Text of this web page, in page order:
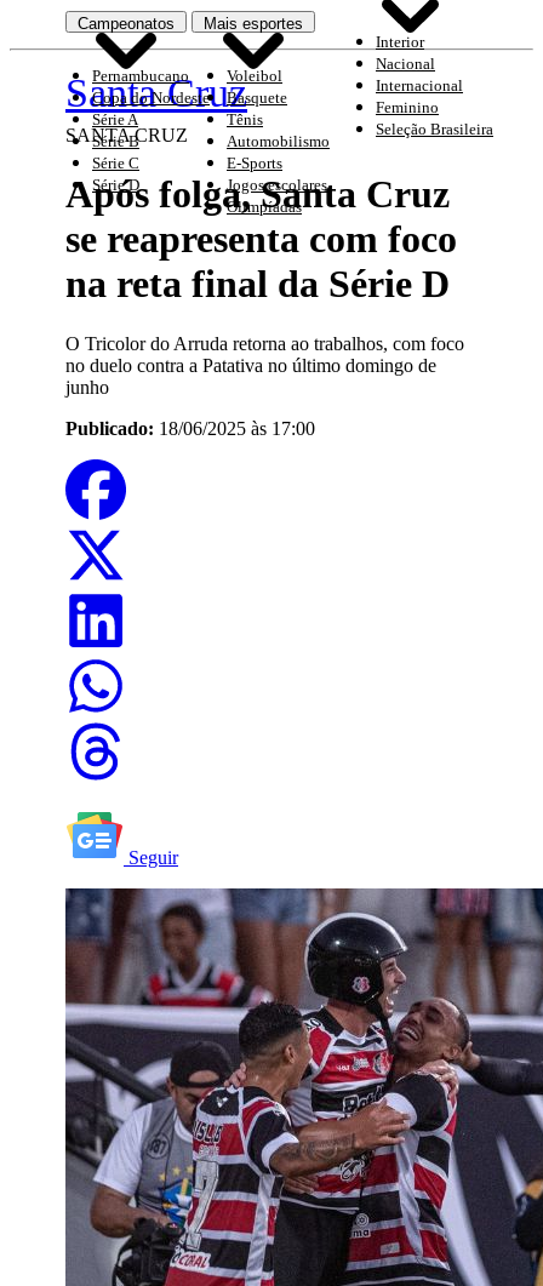
Interior
Nacional
Internacional
Feminino
Seleção Brasileira
Campeonatos
Pernambucano
Copa do Nordeste
Série A
Série B
Série C
Série D
Mais esportes
Voleibol
Basquete
Tênis
Automobilismo
E-Sports
Jogos escolares
Olimpíadas
Santa Cruz
SANTA CRUZ
Após folga, Santa Cruz
se reapresenta com foco
na reta final da Série D
O Tricolor do Arruda retorna ao trabalhos, com foco
no duelo contra a Patativa no último domingo de
junho
Publicado: 18/06/2025 às 17:00
Seguir